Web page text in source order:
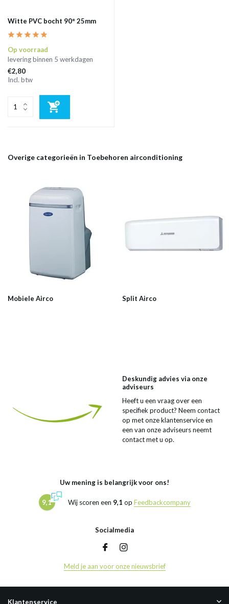
Witte PVC bocht 90° 25mm
Op voorraad
levering binnen 5 werkdagen
€2,80
Incl. btw
Overige categorieën in Toebehoren airconditioning
Mobiele Airco Split Airco
Deskundig advies via onze
adviseurs
Heeft u een vraag over een
specifiek product? Neem contact
op met onze klantenservice en
een van onze adviseurs neemt
contact met u op.
Uw mening is belangrijk voor ons!
9,1 Wij scoren een 9,1 op Feedbackcompany
Socialmedia
Meld je aan voor onze nieuwsbrief
Klantenservice